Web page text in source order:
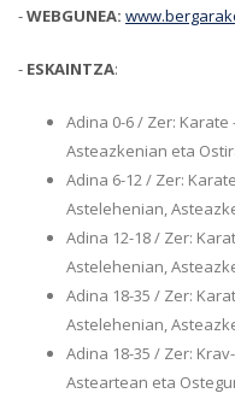
-WEBGUNEA:
- ESKAINTZA:
Adina 0-6 / Zer: Karate
Asteazkenian eta
Adina 6-12 / Zer:
Astelehenian,
Adina 12-18 / Zer:
Astelehenian,
Adina 18-35 / Zer:
Astelehenian,
Adina 18-35 / Zer:
Asteartean eta